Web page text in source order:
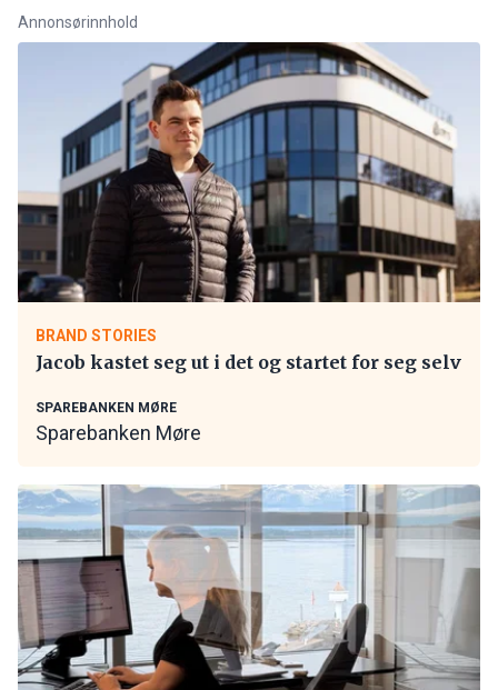
Annonsørinnhold
BRAND STORIES
Jacob kastet seg ut i det og startet for seg selv
SPAREBANKEN MØRE
Sparebanken Møre